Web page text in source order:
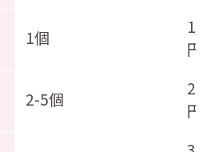
1個
円
2-5個
円